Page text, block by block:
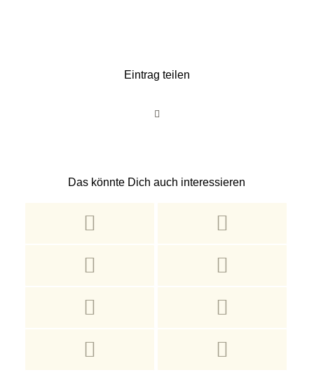
Eintrag teilen
Das könnte Dich auch interessieren